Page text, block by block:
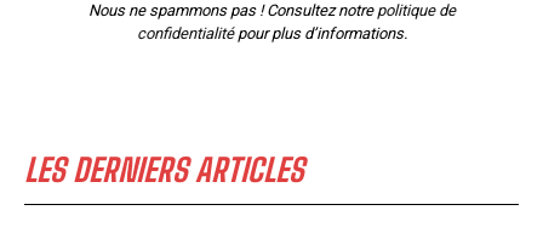
Nous ne spammons pas ! Consultez notre politique de
confidentialitépour plus d’informations.
LES DERNIERS ARTICLES